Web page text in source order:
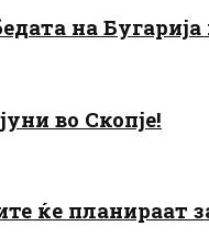
на Бугарија
во Скопје!
ќе планираат